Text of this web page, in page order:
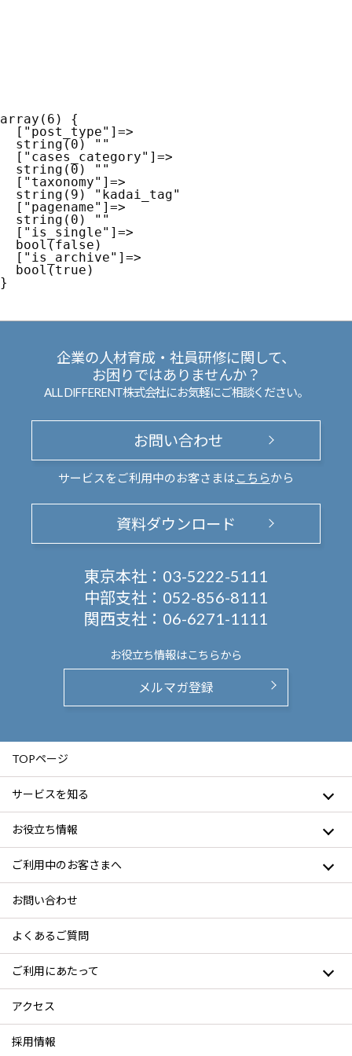
array(6) {
  ["post_type"]=>
  string(0) ""
  ["cases_category"]=>
  string(0) ""
  ["taxonomy"]=>
  string(9) "kadai_tag"
  ["pagename"]=>
  string(0) ""
  ["is_single"]=>
  bool(false)
  ["is_archive"]=>
  bool(true)
企業の人材育成・社員研修に関して、
お困りではありませんか？
ALL DIFFERENT株式会社にお気軽にご相談ください。
お問い合わせ
サービスをご利用中のお客さまは こちらから
資料ダウンロード
東京本社： 03-5222-5111
中部支社： 052-856-8111
関西支社： 06-6271-1111
お役立ち情報はこちらから
メルマガ登録
TOPページ
サービスを知る
お役立ち情報
ご利用中のお客さまへ
お問い合わせ
よくあるご質問
ご利用にあたって
アクセス
採用情報